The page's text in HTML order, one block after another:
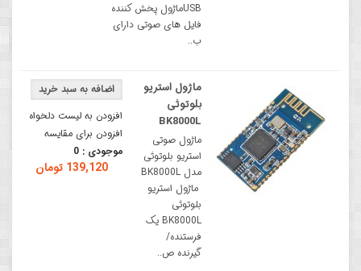
USBماژول پخش کننده
فایل های صوتی دارای
ب..
افزودن به لیست دلخواه
افزودن برای مقایسه
موجودی : 0
139,120 تومان
ماژول استریو
بلوتوثی
BK8000L
ماژول صوتی
استریو بلوتوثی
مدل BK8000L
ماژول استریو
بلوتوثی
BK8000L یک
فرستنده/
گیرنده ص..